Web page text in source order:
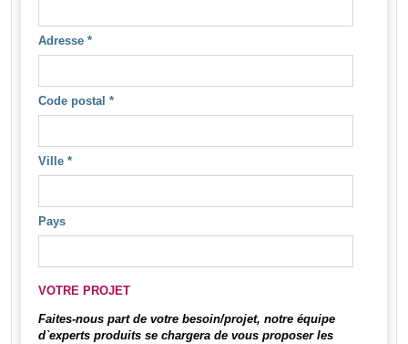
Adresse *
Code postal *
Ville *
Pays
VOTRE PROJET
Faites-nous part de votre besoin/projet, notre équipe
d`experts produits se chargera de vous proposer les